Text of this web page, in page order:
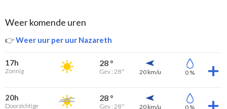
Weer komende uren
👉Weer uur per uur Nazareth
17h
Zonnig
28 °
Gev : 28 ° 20 km/u 0 %
20h
Doorzichtige
28 °
Gev : 28 ° 20 km/u 0 %